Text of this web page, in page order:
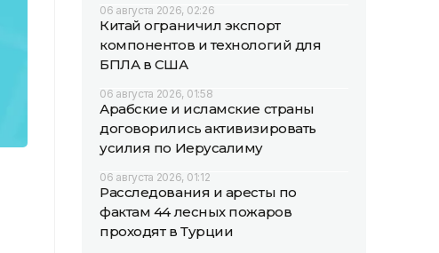
06 августа 2026, 02:26
Китай ограничил экспорт
компонентов и технологий для
БПЛА в США
06 августа 2026, 01:58
Арабские и исламские страны
договорились активизировать
усилия по Иерусалиму
06 августа 2026, 01:12
Расследования и аресты по
фактам 44 лесных пожаров
проходят в Турции